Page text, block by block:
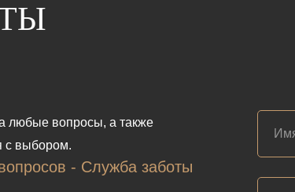
любые вопросы, а также
с выбором.
- Служба заботы